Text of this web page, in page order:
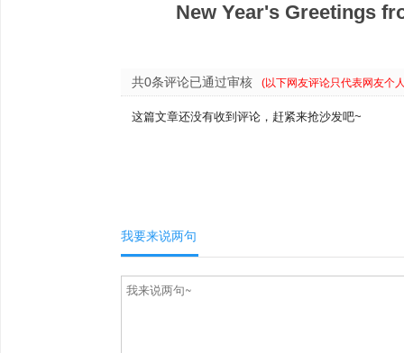
New Year's Greetings
共0条评论已通过审核 (以下网友评论只代表网友个
这篇文章还没有收到评论，赶紧来抢沙发吧~
我要来说两句